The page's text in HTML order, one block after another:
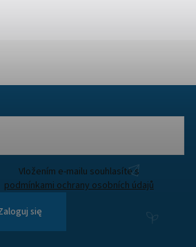
podmínkami ochrany osobních údajů
się